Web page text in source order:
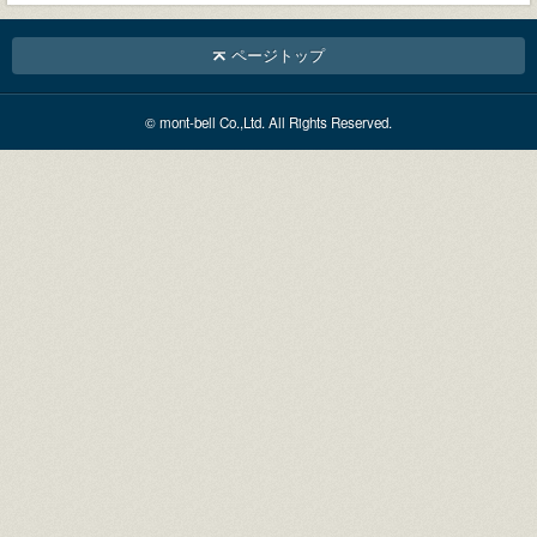
ページトップ
© mont-bell Co.,Ltd. All Rights Reserved.